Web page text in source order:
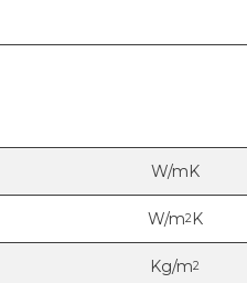
W/mK
W/m2K
Kg/m2